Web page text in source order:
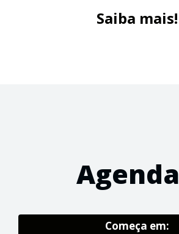
Saiba mais!
Agenda
Começa em: